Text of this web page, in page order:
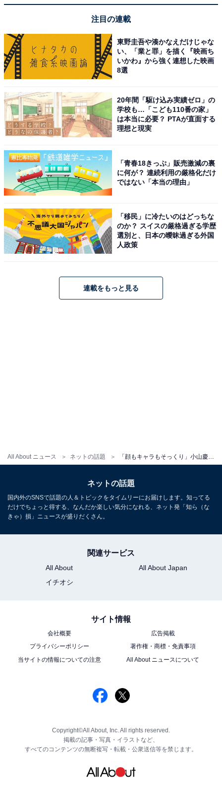
All About ニュース ネットの話題 「顔もキャラもそっくり」小山慶一郎、実姉・みきママ宅で誕生日パーティー！ 現役東大生の甥も登場
注目の連載
東野圭吾や湊かなえだけじゃな
い、「業と罪」を描く『映画ち
いかわ』から強く連想した映画
8選
20年間「駆け込み実績ゼロ」の
学校も…「こども110番の家」
は本当に必要？ PTAが直面する
理想と現実
「青春18きっぷ」販売激減の裏
に何が？ 連続利用の厳格化だけ
ではない「本当の理由」
「移民」に冷たいのはどっちな
のか？ スイスの厳格過ぎる学歴
選別と、日本の曖昧過ぎる外国
人政策
連載をもっと見る
ネットの話題
国内外のSNSで話題の人＆トピックをタイムリーにお届けします。知ってる
だけでちょっと得する、なんだか楽しい気分になれる、ネット発「知ら（な
きゃ）損」ニュースが盛りだくさん。
関連サービス
All About
All About Japan
イチオシ
サイト情報
会社概要
広告掲載
プライバシーポリシー
著作権・商標・免責事項
当サイトの情報についての注意
All About ニュースについて
Copyright©All About, Inc. All rights reserved.
掲載の記事・写真・イラストなど、
すべてのコンテンツの無断複写・転載・公衆送信等を禁じます。